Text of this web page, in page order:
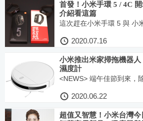
首發！小米手環 5 / 4C
介紹看這篇
這次趕在小米手環 5 與 小
2020.07.16
小米推出米家掃拖機器
濕度計
<NEWS> 端午佳節到來，
2020.06.22
超值又智慧！小米台灣